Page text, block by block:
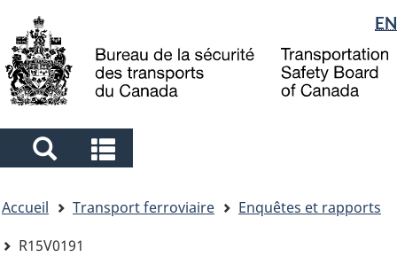
to
main
to
"About
government"
à
la
Sélection
de
la
langue
EN
Search
and
menus
and
menus
êtes
ici
Accueil Transport ferroviaire
Enquêtes et rapports
R15V0191